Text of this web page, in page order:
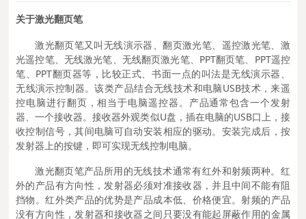
关于激光翻页笔
激光翻页笔又叫无线演示器、翻页激光笔、遥控激光笔、激
光遥控笔、无线激光笔、无线翻页激光笔、PPT翻页笔、PPT遥控
笔、PPT翻页器等，比较正式、书面一点的叫法是无线演示器、
无线演示控制器。该类产品结合无线技术和电脑USB技术，来遥
控电脑进行翻页，相当于电脑遥控器。产品通常包含一个发射
器、一个接收器。接收器外观类似U盘，插在电脑的USB口上，接
收控制信号，其间电脑可自动安装相应的驱动。安装完成后，按
发射器上的按键，即可实现无线控制电脑。
激光翻页笔产品所用的无线技术通常有红外和射频两种。红
外的产品有方向性，发射器必须对准接收器，并且中间不能有阻
挡物。红外类产品的优势是产品成本低、价格便宜。射频的产品
没有方向性，发射器和接收器之间只要没有能起屏蔽作用的金属